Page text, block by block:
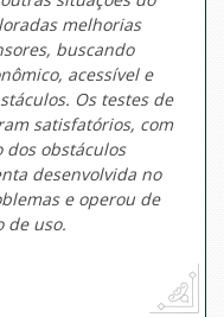
melhorias
buscando
acessível e
Os testes de
satisfatórios, com
dos obstáculos
desenvolvida no
e operou de
de uso.